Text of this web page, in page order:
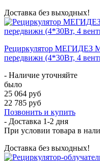
Доставка без выходных!
Рециркулятор МЕГИДЕЗ
передвижн (4*30Вт, 4
- Наличие уточняйте
было
25 064 руб
22 785 руб
Позвонить и купить
- Доставка 1-2 дня
При условии товара в
Доставка без выходных!